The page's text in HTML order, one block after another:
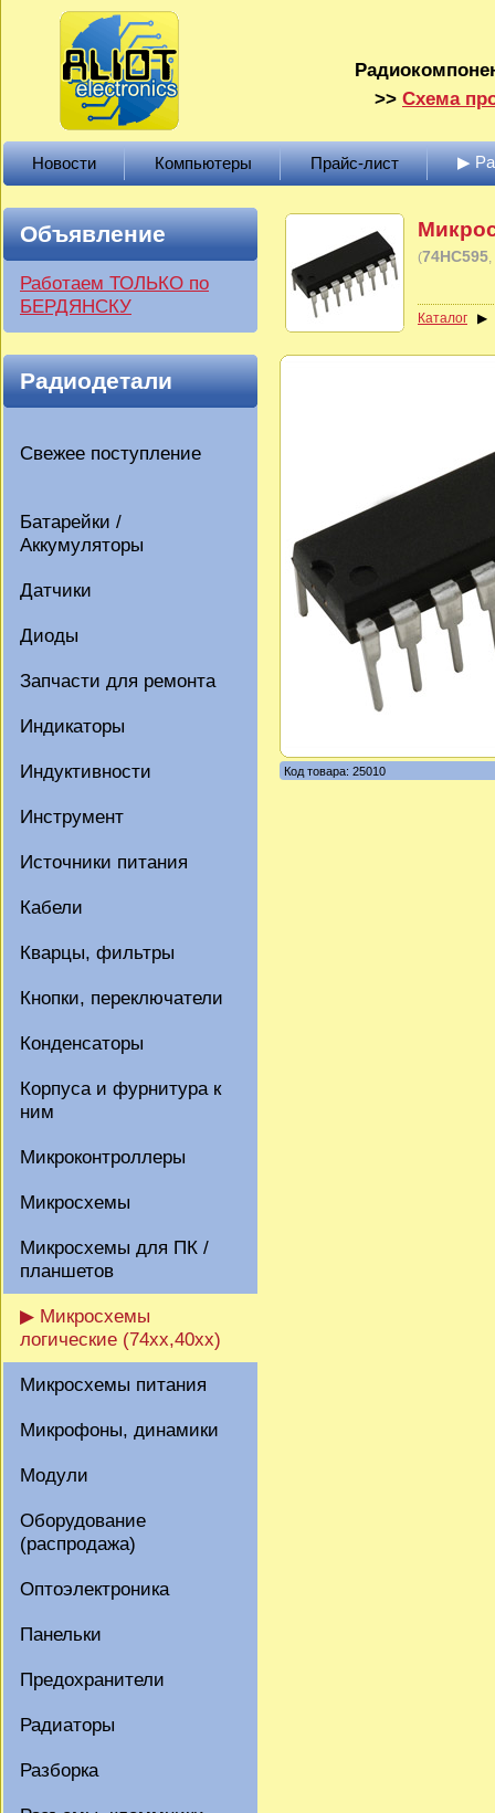
>> Схема
Новости Компьютеры Прайс-лист ▶
Объявление
Работаем ТОЛЬКО по
БЕРДЯНСКУ
Радиодетали
Свежее поступление
Батарейки /
Аккумуляторы
Датчики
Диоды
Запчасти для ремонта
Индикаторы
Индуктивности
Инструмент
Источники питания
Кабели
Кварцы, фильтры
Кнопки, переключатели
Конденсаторы
Корпуса и фурнитура к
ним
Микроконтроллеры
Микросхемы
Микросхемы для ПК /
планшетов
▶ Микросхемы
логические (74xx,40xx)
Микросхемы питания
Микрофоны, динамики
Модули
Оборудование
(распродажа)
Оптоэлектроника
Панельки
Предохранители
Радиаторы
Разборка
(74HC595
Каталог
Код товара: 25010